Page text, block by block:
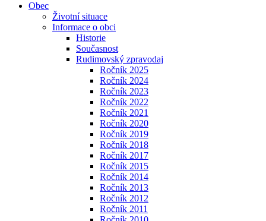
Obec
Životní situace
Informace o obci
Historie
Současnost
Rudimovský zpravodaj
Ročník 2025
Ročník 2024
Ročník 2023
Ročník 2022
Ročník 2021
Ročník 2020
Ročník 2019
Ročník 2018
Ročník 2017
Ročník 2015
Ročník 2014
Ročník 2013
Ročník 2012
Ročník 2011